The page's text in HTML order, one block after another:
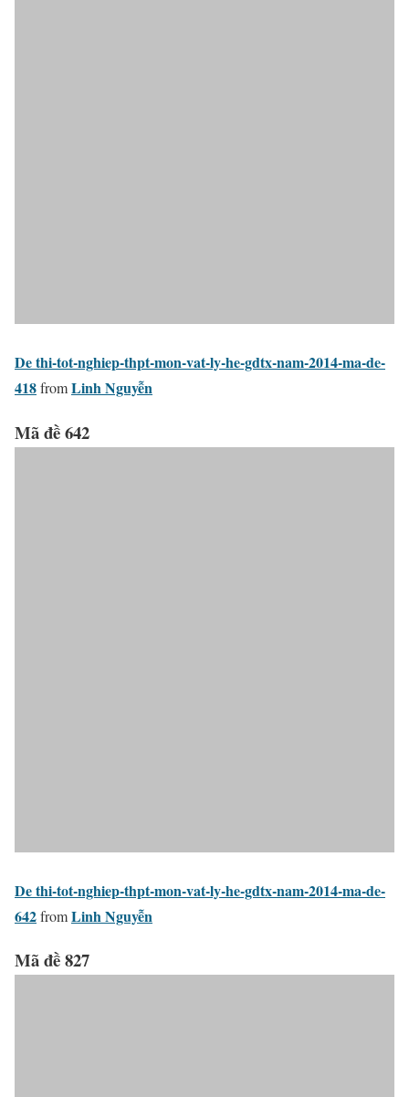
De thi-tot-nghiep-thpt-mon-vat-ly-he-gdtx-nam-2014-ma-de-
418fromLinh Nguyễn
Mã đề 642
De thi-tot-nghiep-thpt-mon-vat-ly-he-gdtx-nam-2014-ma-de-
642fromLinh Nguyễn
Mã đề 827